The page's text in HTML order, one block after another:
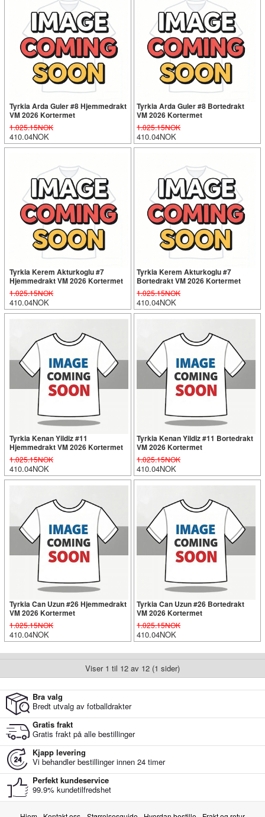
Tyrkia Arda Guler #8 Hjemmedrakt
VM 2026 Kortermet
1.025.15NOK
410.04NOK
Tyrkia Arda Guler #8 Bortedrakt
VM 2026 Kortermet
1.025.15NOK
410.04NOK
Tyrkia Kerem Akturkoglu #7
Hjemmedrakt VM 2026 Kortermet
1.025.15NOK
410.04NOK
Tyrkia Kerem Akturkoglu #7
Bortedrakt VM 2026 Kortermet
1.025.15NOK
410.04NOK
Tyrkia Kenan Yildiz #11
Hjemmedrakt VM 2026 Kortermet
1.025.15NOK
410.04NOK
Tyrkia Kenan Yildiz #11 Bortedrakt
VM 2026 Kortermet
1.025.15NOK
410.04NOK
Tyrkia Can Uzun #26 Hjemmedrakt
VM 2026 Kortermet
1.025.15NOK
410.04NOK
Tyrkia Can Uzun #26 Bortedrakt
VM 2026 Kortermet
1.025.15NOK
410.04NOK
Viser 1 til 12 av 12 (1 sider)
Bra valg
Bredt utvalg av fotballdrakter
Gratis frakt
Gratis frakt på alle bestillinger
Kjapp levering
Vi behandler bestillinger innen 24 timer
Perfekt kundeservice
99.9% kundetilfredshet